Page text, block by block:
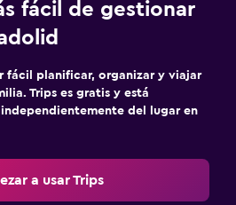
fácil de gestionar
fácil planificar, organizar y viajar
Trips es gratis y está
del lugar en
a usar Trips